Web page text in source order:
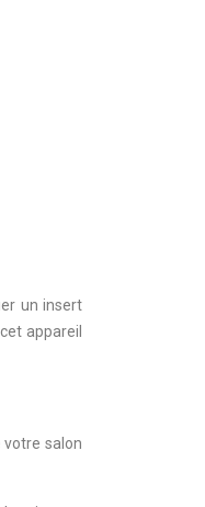
un insert
appareil
votre salon